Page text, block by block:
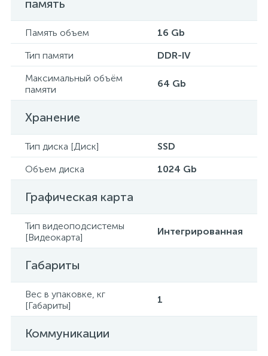
память
Память объем
16 Gb
Тип памяти
DDR-IV
Максимальный объём
памяти
64 Gb
Хранение
Тип диска [Диск]
SSD
Объем диска
1024 Gb
Графическая карта
Тип видеоподсистемы
[Видеокарта]
Интегрированная
Габариты
Вес в упаковке, кг
[Габариты]
1
Коммуникации